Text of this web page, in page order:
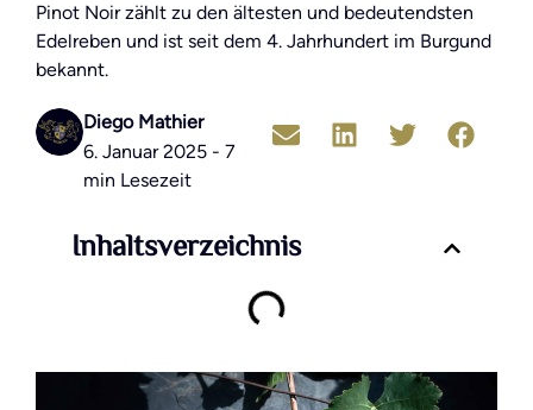
Pinot Noir zählt zu den ältesten und bedeutendsten
Edelreben und ist seit dem 4. Jahrhundert im Burgund
bekannt.
Diego Mathier
6. Januar 2025 - 7
min Lesezeit
Inhaltsverzeichnis